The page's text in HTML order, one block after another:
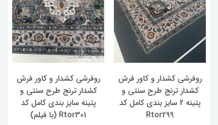
روفرشی کشدار و کاور فرش
کشدار ترنج طرح سنتی و
پتینه 2 سایز بندی کامل کد
Rtor299
روفرشی کشدار و کاور فرش
کشدار ترنج طرح سنتی و
پتینه سایز بندی کامل کد
Rtor301 (با فیلم)